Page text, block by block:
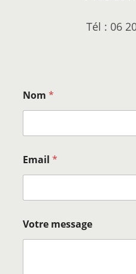
Tél : 06
Nom*
Email*
Votre message